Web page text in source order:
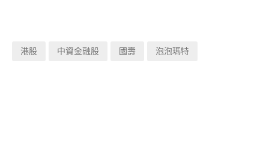
港股 中資金融股 國壽 泡泡瑪特